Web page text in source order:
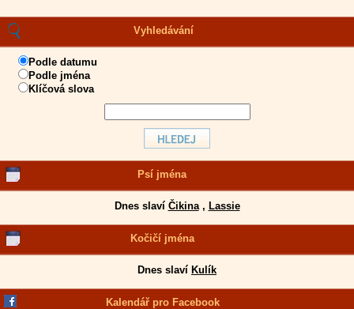
Vyhledávání
Podle datumu
Podle jména
Klíčová slova
Psí jména
Dnes slaví Čikina, Lassie
Kočičí jména
Dnes slaví Kulík
Kalendář pro Facebook